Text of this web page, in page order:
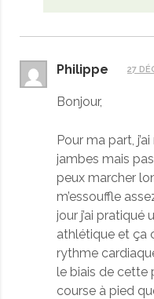
Philippe 27
Bonjour,
Pour ma part,
jambes mais
peux marcher
m’essouffle
jour j’ai
athlétique et ça
rythme
le biais de cette
course à pied